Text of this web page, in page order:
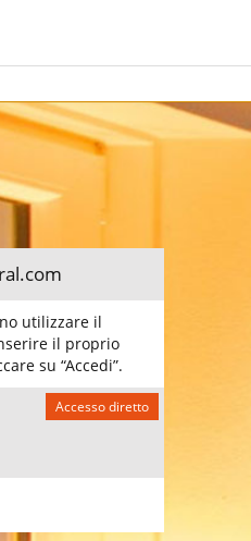
utilizzare il
il proprio
su “Accedi”.
Accesso diretto